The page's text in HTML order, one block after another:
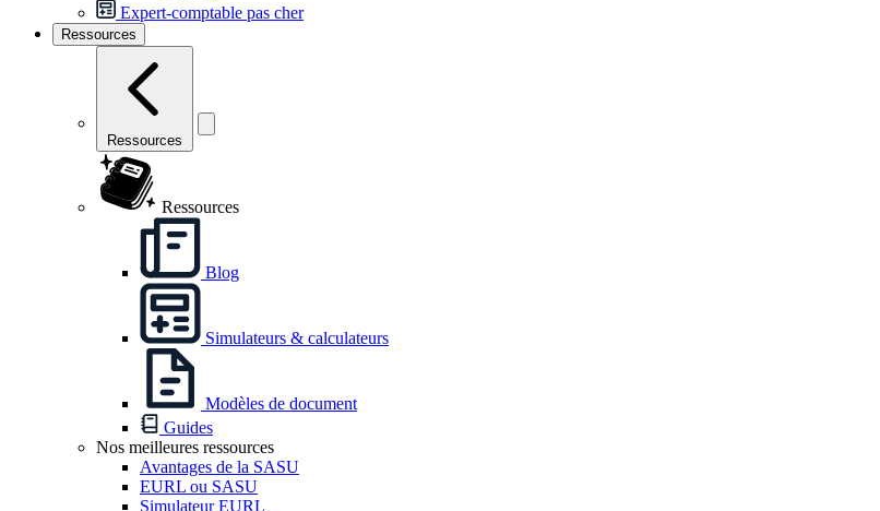
Expert-comptable pas cher
Ressources
Ressources
Ressources
Blog
Simulateurs & calculateurs
Modèles de document
Guides
Nos meilleures ressources
Avantages de la SASU
EURL ou SASU
Simulateur EURL